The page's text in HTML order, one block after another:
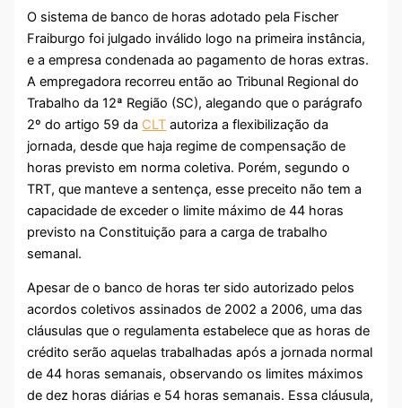
O sistema de banco de horas adotado pela Fischer
Fraiburgo foi julgado inválido logo na primeira instância,
e a empresa condenada ao pagamento de horas extras.
A empregadora recorreu então ao Tribunal Regional do
Trabalho da 12ª Região (SC), alegando que o parágrafo
2º do artigo 59 da CLT autoriza a flexibilização da
jornada, desde que haja regime de compensação de
horas previsto em norma coletiva. Porém, segundo o
TRT, que manteve a sentença, esse preceito não tem a
capacidade de exceder o limite máximo de 44 horas
previsto na Constituição para a carga de trabalho
semanal.
Apesar de o banco de horas ter sido autorizado pelos
acordos coletivos assinados de 2002 a 2006, uma das
cláusulas que o regulamenta estabelece que as horas de
crédito serão aquelas trabalhadas após a jornada normal
de 44 horas semanais, observando os limites máximos
de dez horas diárias e 54 horas semanais. Essa cláusula,